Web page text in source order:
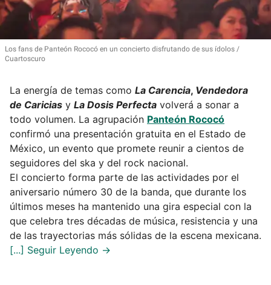
Los fans de Panteón Rococó en un concierto disfrutando de sus ídolos
Cuartoscuro
La energía de temas como La Carencia, Vendedora
de Caricias y La Dosis Perfecta volverá a sonar a
todo volumen. La agrupación Panteón Rococó
confirmó una presentación gratuita en el Estado de
México, un evento que promete reunir a cientos de
seguidores del ska y del rock nacional.
El concierto forma parte de las actividades por el
aniversario número 30 de la banda, que durante los
últimos meses ha mantenido una gira especial con la
que celebra tres décadas de música, resistencia y una
de las trayectorias más sólidas de la escena mexicana.